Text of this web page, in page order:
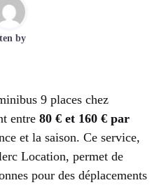
by
9 places chez
entre 80 € et 160 € par
et la saison. Ce service,
Location, permet de
pour des déplacements